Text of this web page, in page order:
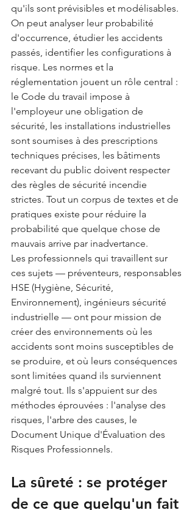
qu'ils sont prévisibles et modélisables.
On peut analyser leur probabilité
d'occurrence, étudier les accidents
passés, identifier les configurations à
risque. Les normes et la
réglementation jouent un rôle central :
le Code du travail impose à
l'employeur une obligation de
sécurité, les installations industrielles
sont soumises à des prescriptions
techniques précises, les bâtiments
recevant du public doivent respecter
des règles de sécurité incendie
strictes. Tout un corpus de textes et de
pratiques existe pour réduire la
probabilité que quelque chose de
mauvais arrive par inadvertance.
Les professionnels qui travaillent sur
ces sujets — préventeurs, responsables
HSE (Hygiène, Sécurité,
Environnement), ingénieurs sécurité
industrielle — ont pour mission de
créer des environnements où les
accidents sont moins susceptibles de
se produire, et où leurs conséquences
sont limitées quand ils surviennent
malgré tout. Ils s'appuient sur des
méthodes éprouvées : l'analyse des
risques, l'arbre des causes, le
Document Unique d'Évaluation des
Risques Professionnels.
La sûreté : se protéger
de ce que quelqu'un fait